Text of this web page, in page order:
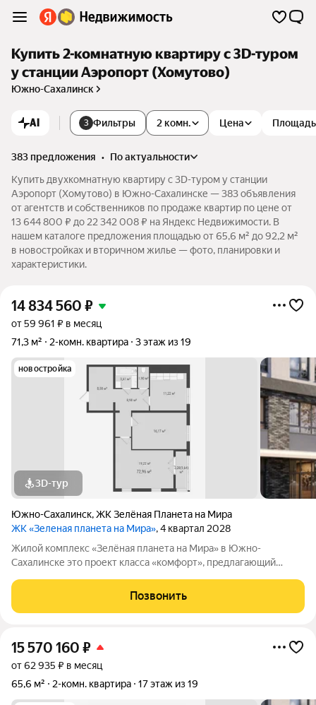
Купить 2-комнатную квартиру c 3D-туром
у станции Аэропорт (Хомутово)
Южно-Сахалинск
AI 3 Фильтры 2 комн. Цена Площадь
383 предложения •
по актуальности
Купить двухкомнатную квартиру c 3D-туром у станции
Аэропорт (Хомутово) в Южно-Сахалинске — 383 объявления
от агентств и собственников по продаже квартир по цене от
13 644 800 ₽ до 22 342 008 ₽ на Яндекс Недвижимости. В
нашем каталоге предложения площадью от 65,6 м² до 92,2 м²
в новостройках и вторичном жилье — фото, планировки и
характеристики.
14 834 560 ₽
от 59 961 ₽ в месяц
71,3 м²
2-комн. квартира 3 этаж из 19
новостройка
3D-тур
Южно-Сахалинск,ЖК Зелёная Планета на Мира
ЖК «Зеленая планета на Мира», 4 квартал 2028
Жилой комплекс «Зелёная планета на Мира» в Южно-
Сахалинске это проект класса «комфорт», предлагающий
до 19 этажей, и каждая квартира продумана до мелочей.
Удобное расположение жилого
Позвонить
15 570 160 ₽
от 62 935 ₽ в месяц
65,6 м²
2-комн. квартира 17 этаж из 19